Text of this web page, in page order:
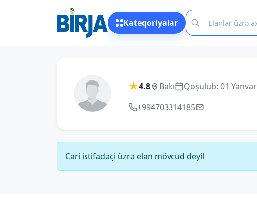
Kateqoriyalar
★4.8 Bakı
Qoşulub: 01 Yanvar
+994703314185
Cari istifadəçi üzrə elan mövcud deyil